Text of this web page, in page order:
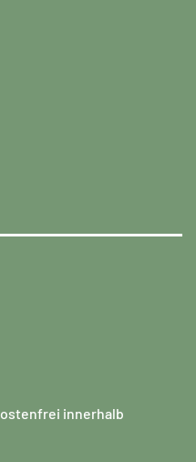
innerhalb